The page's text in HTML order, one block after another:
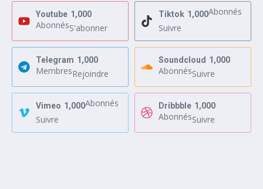
Youtube 1,000
AbonnésS'abonner
Tiktok 1,000Abonnés
Suivre
Telegram 1,000
MembresRejoindre
Soundcloud 1,000
AbonnésSuivre
Vimeo 1,000Abonnés
Suivre
Dribbble 1,000
AbonnésSuivre